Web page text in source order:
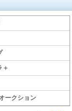
＋
ークション